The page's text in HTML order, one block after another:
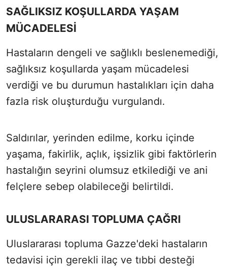
SAĞLIKSIZ KOŞULLARDA YAŞAM
MÜCADELESİ
Hastaların dengeli ve sağlıklı beslenemediği,
sağlıksız koşullarda yaşam mücadelesi
verdiği ve bu durumun hastalıkları için daha
fazla risk oluşturduğu vurgulandı.
Saldırılar, yerinden edilme, korku içinde
yaşama, fakirlik, açlık, işsizlik gibi faktörlerin
hastalığın seyrini olumsuz etkilediği ve ani
felçlere sebep olabileceği belirtildi.
ULUSLARARASI TOPLUMA ÇAĞRI
Uluslararası topluma Gazze'deki hastaların
tedavisi için gerekli ilaç ve tıbbi desteği